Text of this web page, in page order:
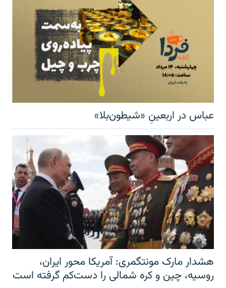
عباس در اربعینِ «شیطون‌بلا»
هشدار مارک مونتگمری: آمریکا محور ایران،
روسیه، چین و کره شمالی را دست‌کم گرفته است